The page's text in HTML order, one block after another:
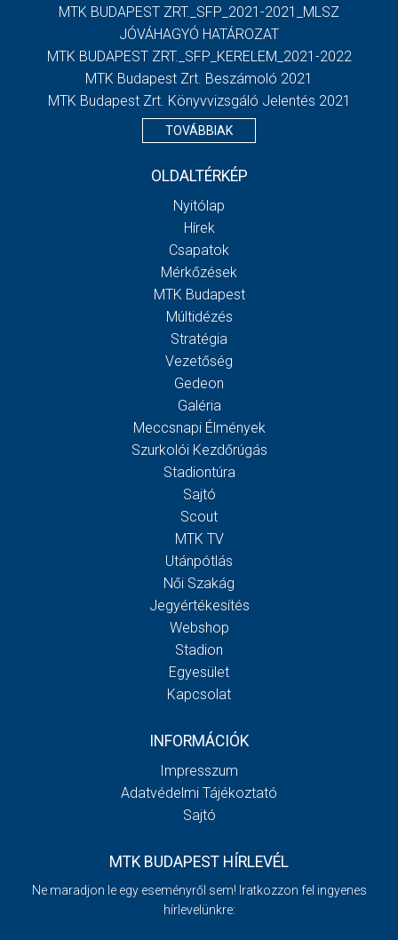
MTK BUDAPEST ZRT._SFP_2021-2021_MLSZ
JÓVÁHAGYÓ HATÁROZAT
MTK BUDAPEST ZRT._SFP_KERELEM_2021-2022
MTK Budapest Zrt. Beszámoló 2021
MTK Budapest Zrt. Könyvvizsgáló Jelentés 2021
TOVÁBBIAK
OLDALTÉRKÉP
Nyitólap
Hírek
Csapatok
Mérkőzések
MTK Budapest
Múltidézés
Stratégia
Vezetőség
Gedeon
Galéria
Meccsnapi Élmények
Szurkolói Kezdőrúgás
Stadiontúra
Sajtó
Scout
MTK TV
Utánpótlás
Női Szakág
Jegyértékesítés
Webshop
Stadion
Egyesület
Kapcsolat
INFORMÁCIÓK
Impresszum
Adatvédelmi Tájékoztató
Sajtó
MTK BUDAPEST HÍRLEVÉL
Ne maradjon le egy eseményről sem! Iratkozzon fel ingyenes
hírlevelünkre: